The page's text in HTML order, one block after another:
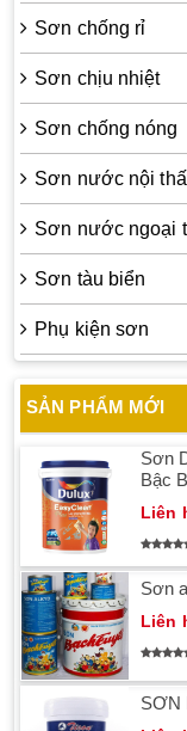
Sơn chống rỉ
Sơn chịu nhiệt
Sơn chống nóng
Sơn nước nội
Sơn nước ngoại
Sơn tàu biển
Phụ kiện sơn
SẢN PHẨM MỚI
Sơn
Bậc
Liên
Sơn
Liên
SƠN